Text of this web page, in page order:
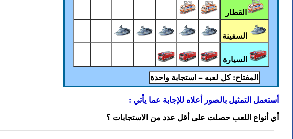
القطار
السفينة
السيارة
المفتاح: كل لعبه = استجابة واحدة
أستعمل التمثيل بالصور أعلاه للإجابة عما يأتي :
أي أنواع اللعب حصلت على أقل عدد من الاستجابات ؟